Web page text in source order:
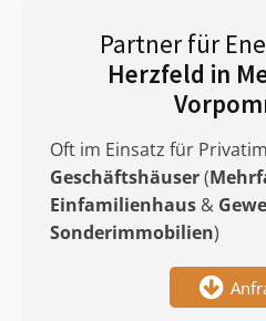
Partner für
Herzfeld in
Oft im Einsatz für
Geschäftshäuser(
Einfamilienhaus &
Sonderimmobilien)